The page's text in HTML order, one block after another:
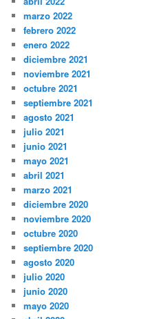
marzo 2022
febrero 2022
enero 2022
diciembre 2021
noviembre 2021
octubre 2021
septiembre 2021
agosto 2021
julio 2021
junio 2021
mayo 2021
abril 2021
marzo 2021
diciembre 2020
noviembre 2020
octubre 2020
septiembre 2020
agosto 2020
julio 2020
junio 2020
mayo 2020